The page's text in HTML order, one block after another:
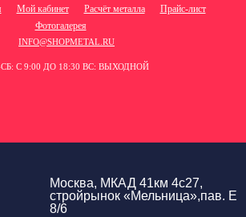
Мой кабинет Расчёт металла
Прайс-лист
Фотогалерея
INFO@SHOPMETAL.RU
С 9:00 ДО 18:30 ВС: ВЫХОДНОЙ
Москва, МКАД 41км 4с27,
стройрынок «Мельница»,пав. Е
8/6